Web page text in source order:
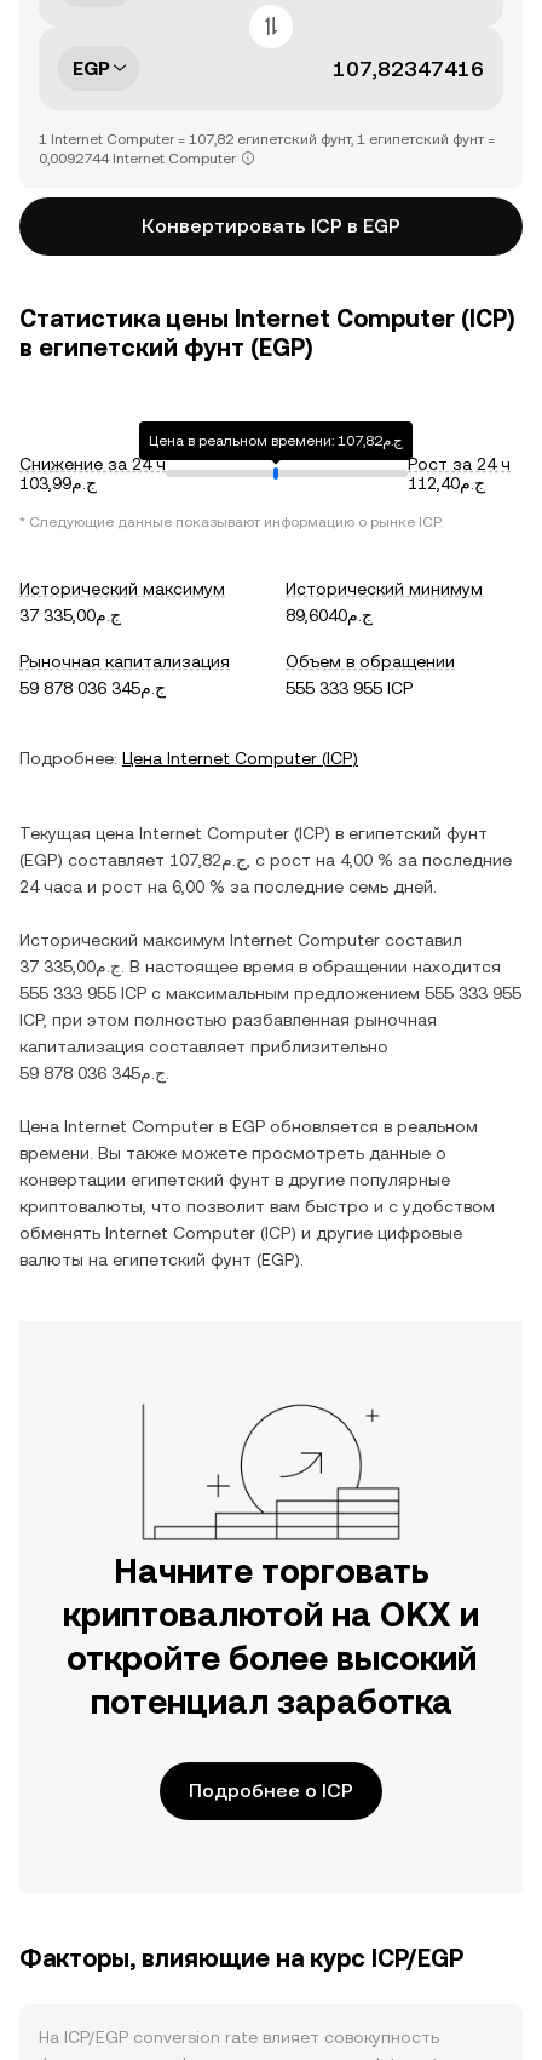
EGP
1 Internet Computer = 107,82 египетский фунт, 1 египетский фунт =
0,0092744 Internet Computer
Конвертировать ICP в EGP
Статистика цены Internet Computer (ICP)
в египетский фунт (EGP)
Снижение за 24 ч
ج.م103,99
Цена в реальном времени: ج.م107,82
Рост за 24 ч
ج.م112,40
* Следующие данные показывают информацию о рынке ICP.
Исторический максимум
ج.م37 335,00
Исторический минимум
ج.م89,6040
Рыночная капитализация
ج.م59 878 036 345
Объем в обращении
555 333 955 ICP
Подробнее: Цена Internet Computer (ICP)
Текущая цена Internet Computer (ICP) в египетский фунт
(EGP) составляет ج.م107,82 , c рост на 4,00 % за последние
24 часа и рост на 6,00 % за последние семь дней.
Исторический максимум Internet Computer составил
ج.م37 335,00 . В настоящее время в обращении находится
555 333 955 ICP с максимальным предложением 555 333 955
ICP, при этом полностью разбавленная рыночная
капитализация составляет приблизительно
ج.م59 878 036 345
Цена Internet Computer в EGP обновляется в реальном
времени. Вы также можете просмотреть данные о
конвертации египетский фунт в другие популярные
криптовалюты, что позволит вам быстро и с удобством
обменять Internet Computer (ICP) и другие цифровые
валюты на египетский фунт (EGP).
Начните торговать
криптовалютой на OKX и
откройте более высокий
потенциал заработка
Подробнее о ICP
Факторы, влияющие на курс ICP/EGP
На ICP/EGP conversion rate влияет совокупность